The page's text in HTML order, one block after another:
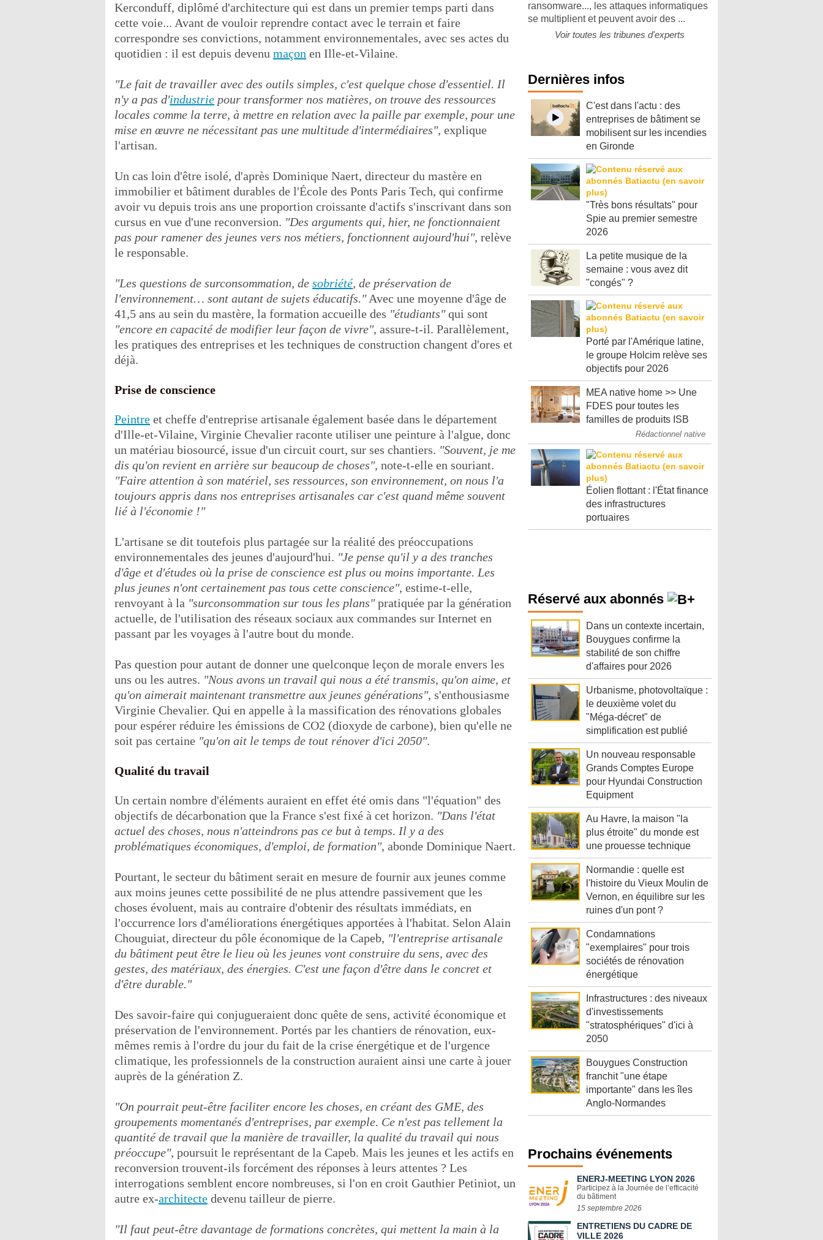
Kerconduff, diplômé d'architecture qui est dans un premier temps parti dans
cette voie... Avant de vouloir reprendre contact avec le terrain et faire
correspondre ses convictions, notamment environnementales, avec ses actes du
quotidien : il est depuis devenu maçon en Ille-et-Vilaine.
"Le fait de travailler avec des outils simples, c'est quelque chose d'essentiel. Il
n'y a pas d'industrie pour transformer nos matières, on trouve des ressources
locales comme la terre, à mettre en relation avec la paille par exemple, pour une
mise en œuvre ne nécessitant pas une multitude d'intermédiaires", explique
l'artisan.
Un cas loin d'être isolé, d'après Dominique Naert, directeur du mastère en
immobilier et bâtiment durables de l'École des Ponts Paris Tech, qui confirme
avoir vu depuis trois ans une proportion croissante d'actifs s'inscrivant dans son
cursus en vue d'une reconversion. "Des arguments qui, hier, ne fonctionnaient
pas pour ramener des jeunes vers nos métiers, fonctionnent aujourd'hui", relève
le responsable.
"Les questions de surconsommation, de sobriété, de préservation de
l'environnement… sont autant de sujets éducatifs."Avec une moyenne d'âge de
41,5 ans au sein du mastère, la formation accueille des "étudiants"qui sont
"encore en capacité de modifier leur façon de vivre", assure-t-il. Parallèlement,
les pratiques des entreprises et les techniques de construction changent d'ores et
déjà.
Prise de conscience
Peintre et cheffe d'entreprise artisanale également basée dans le département
d'Ille-et-Vilaine, Virginie Chevalier raconte utiliser une peinture à l'algue, donc
un matériau biosourcé, issue d'un circuit court, sur ses chantiers. "Souvent, je me
dis qu'on revient en arrière sur beaucoup de choses", note-t-elle en souriant.
"Faire attention à son matériel, ses ressources, son environnement, on nous l'a
toujours appris dans nos entreprises artisanales car c'est quand même souvent
lié à l'économie !"
L'artisane se dit toutefois plus partagée sur la réalité des préoccupations
environnementales des jeunes d'aujourd'hui. "Je pense qu'il y a des tranches
d'âge et d'études où la prise de conscience est plus ou moins importante. Les
plus jeunes n'ont certainement pas tous cette conscience", estime-t-elle,
renvoyant à la "surconsommation sur tous les plans"pratiquée par la génération
actuelle, de l'utilisation des réseaux sociaux aux commandes sur Internet en
passant par les voyages à l'autre bout du monde.
Pas question pour autant de donner une quelconque leçon de morale envers les
uns ou les autres. "Nous avons un travail qui nous a été transmis, qu'on aime, et
qu'on aimerait maintenant transmettre aux jeunes générations", s'enthousiasme
Virginie Chevalier. Qui en appelle à la massification des rénovations globales
pour espérer réduire les émissions de CO2 (dioxyde de carbone), bien qu'elle ne
soit pas certaine "qu'on ait le temps de tout rénover d'ici 2050".
Qualité du travail
Un certain nombre d'éléments auraient en effet été omis dans "l'équation" des
objectifs de décarbonation que la France s'est fixé à cet horizon. "Dans l'état
actuel des choses, nous n'atteindrons pas ce but à temps. Il y a des
problématiques économiques, d'emploi, de formation", abonde Dominique Naert.
Pourtant, le secteur du bâtiment serait en mesure de fournir aux jeunes comme
aux moins jeunes cette possibilité de ne plus attendre passivement que les
choses évoluent, mais au contraire d'obtenir des résultats immédiats, en
l'occurrence lors d'améliorations énergétiques apportées à l'habitat. Selon Alain
Chouguiat, directeur du pôle économique de la Capeb, "l'entreprise artisanale
du bâtiment peut être le lieu où les jeunes vont construire du sens, avec des
gestes, des matériaux, des énergies. C'est une façon d'être dans le concret et
d'être durable."
Des savoir-faire qui conjugueraient donc quête de sens, activité économique et
préservation de l'environnement. Portés par les chantiers de rénovation, eux-
mêmes remis à l'ordre du jour du fait de la crise énergétique et de l'urgence
climatique, les professionnels de la construction auraient ainsi une carte à jouer
auprès de la génération Z.
"On pourrait peut-être faciliter encore les choses, en créant des GME, des
groupements momentanés d'entreprises, par exemple. Ce n'est pas tellement la
quantité de travail que la manière de travailler, la qualité du travail qui nous
préoccupe", poursuit le représentant de la Capeb. Mais les jeunes et les actifs en
reconversion trouvent-ils forcément des réponses à leurs attentes ? Les
interrogations semblent encore nombreuses, si l'on en croit Gauthier Petiniot, un
autre ex-architecte devenu tailleur de pierre.
"Il faut peut-être davantage de formations concrètes, qui mettent la main à la
ransomware..., les attaques informatiques
se multiplient et peuvent avoir des ...
Voir toutes les tribunes d'experts
Dernières infos
C'est dans l'actu : des
entreprises de bâtiment se
mobilisent sur les incendies
en Gironde
"Très bons résultats" pour
Spie au premier semestre
2026
La petite musique de la
semaine : vous avez dit
"congés" ?
Porté par l'Amérique latine,
le groupe Holcim relève ses
objectifs pour 2026
MEA native home >> Une
FDES pour toutes les
familles de produits ISB
Rédactionnel native
Éolien flottant : l'État finance
des infrastructures
portuaires
Réservé aux abonnés
Dans un contexte incertain,
Bouygues confirme la
stabilité de son chiffre
d'affaires pour 2026
Urbanisme, photovoltaïque :
le deuxième volet du
"Méga-décret" de
simplification est publié
Un nouveau responsable
Grands Comptes Europe
pour Hyundai Construction
Equipment
Au Havre, la maison "la
plus étroite" du monde est
une prouesse technique
Normandie : quelle est
l'histoire du Vieux Moulin de
Vernon, en équilibre sur les
ruines d'un pont ?
Condamnations
"exemplaires" pour trois
sociétés de rénovation
énergétique
Infrastructures : des niveaux
d'investissements
"stratosphériques" d'ici à
2050
Bouygues Construction
franchit "une étape
importante" dans les îles
Anglo-Normandes
Prochains événements
ENERJ-MEETING LYON 2026
Participez à la Journée de l’efficacité
du bâtiment
15 septembre 2026
ENTRETIENS DU CADRE DE
VILLE 2026